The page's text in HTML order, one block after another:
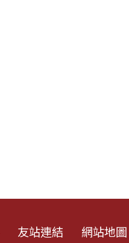
友站連結 網站地圖